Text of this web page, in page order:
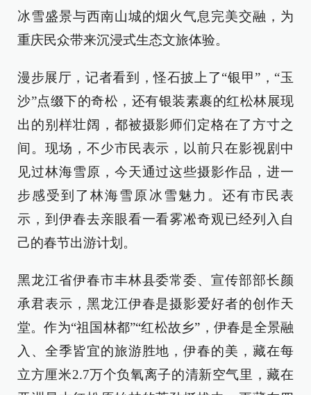
冰雪盛景与西南山城的烟火气息完美交融，为
重庆民众带来沉浸式生态文旅体验。
漫步展厅，记者看到，怪石披上了“银甲”，“玉
沙”点缀下的奇松，还有银装素裹的红松林展现
出的别样壮阔，都被摄影师们定格在了方寸之
间。现场，不少市民表示，以前只在影视剧中
见过林海雪原，今天通过这些摄影作品，进一
步感受到了林海雪原冰雪魅力。还有市民表
示，到伊春去亲眼看一看雾凇奇观已经列入自
己的春节出游计划。
黑龙江省伊春市丰林县委常委、宣传部部长颜
承君表示，黑龙江伊春是摄影爱好者的创作天
堂。作为“祖国林都”“红松故乡”，伊春是全景融
入、全季皆宜的旅游胜地，伊春的美，藏在每
立方厘米2.7万个负氧离子的清新空气里，藏在